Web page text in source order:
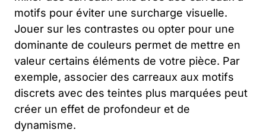
motifs pour éviter une surcharge visuelle.
Jouer sur les contrastes ou opter pour une
dominante de couleurs permet de mettre en
valeur certains éléments de votre pièce. Par
exemple, associer des carreaux aux motifs
discrets avec des teintes plus marquées peut
créer un effet de profondeur et de
dynamisme.